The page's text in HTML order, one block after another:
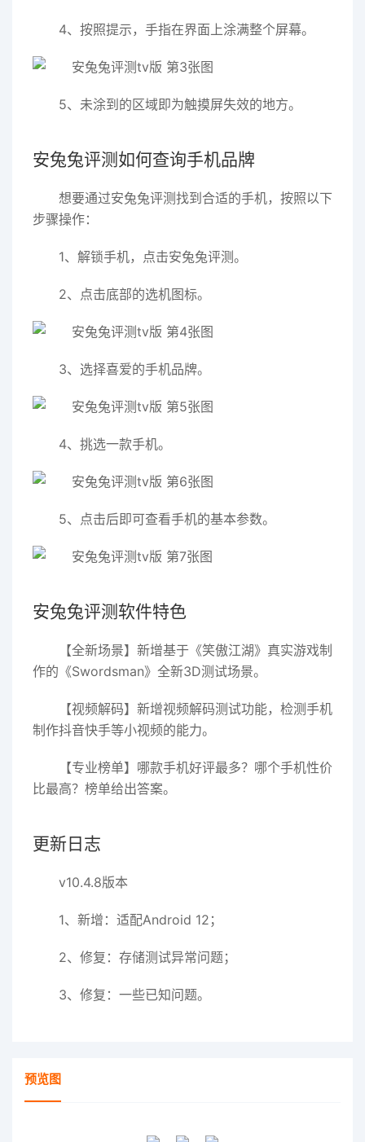
4、按照提示，手指在界面上涂满整个屏幕。
5、未涂到的区域即为触摸屏失效的地方。
安兔兔评测如何查询手机品牌
想要通过安兔兔评测找到合适的手机，按照以下
步骤操作：
1、解锁手机，点击安兔兔评测。
2、点击底部的选机图标。
3、选择喜爱的手机品牌。
4、挑选一款手机。
5、点击后即可查看手机的基本参数。
安兔兔评测软件特色
【全新场景】新增基于《笑傲江湖》真实游戏制
作的《Swordsman》全新3D测试场景。
【视频解码】新增视频解码测试功能，检测手机
制作抖音快手等小视频的能力。
【专业榜单】哪款手机好评最多？哪个手机性价
比最高？榜单给出答案。
更新日志
v10.4.8版本
1、新增：适配Android 12；
2、修复：存储测试异常问题；
3、修复：一些已知问题。
预览图